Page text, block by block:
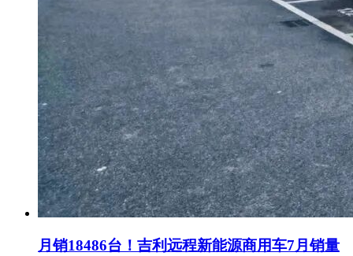
月销18486台！吉利远程新能源商用车7月销量